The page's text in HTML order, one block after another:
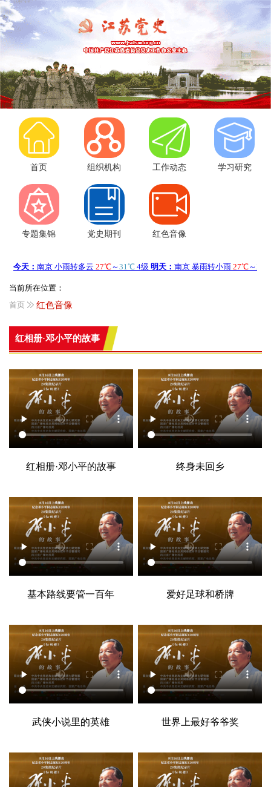
首页 组织机构 工作动态 学习研究
专题集锦 党史期刊 红色音像
当前所在位置：
首页
红色音像
红相册·邓小平的故事
红相册·邓小平的故事 终身未回乡
基本路线要管一百年 爱好足球和桥牌
武侠小说里的英雄 世界上最好爷爷奖